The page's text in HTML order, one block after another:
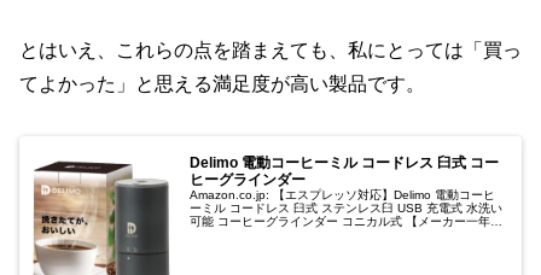
とはいえ、これらの点を踏まえても、私にとっては「買っ
てよかった」と思える満足度が高い製品です。
Delimo 電動コーヒーミル コードレス 臼式 コー
ヒーグラインダー
Amazon.co.jp: 【エスプレッソ対応】Delimo 電動コーヒ
ーミル コードレス 臼式 ステンレス臼 USB 充電式 水洗い
可能 コーヒーグラインダー コニカル式 【メーカー一年保